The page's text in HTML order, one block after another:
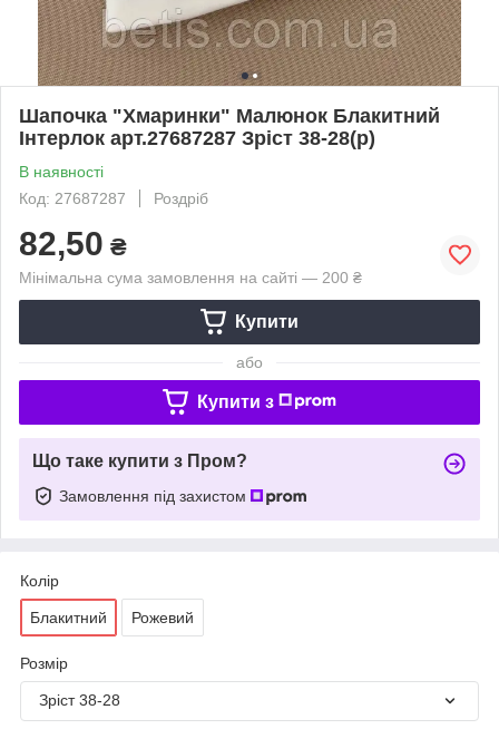
Шапочка "Хмаринки" Малюнок Блакитний
Інтерлок арт.27687287 Зріст 38-28(р)
В наявності
Код: 27687287
Роздріб
82,50 ₴
Мінімальна сума замовлення на сайті — 200 ₴
Купити
або
Купити з
Що таке купити з Пром?
Замовлення під захистом
Колір
Блакитний Рожевий
Розмір
Зріст 38-28